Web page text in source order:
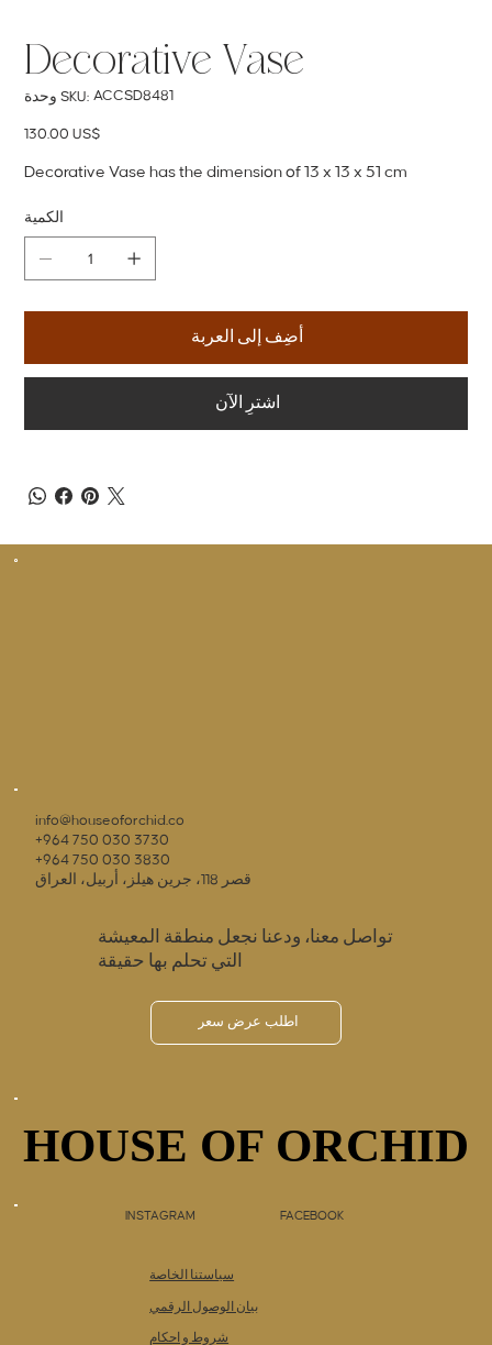
Decorative Vase
وحدة SKU: SKU
ACCSD8481
ACCSD8481
السعر ‏130.00 US$
Decorative Vase has the dimension of 13 x 13 x 51 cm
الكمية
أضِف إلى العربة
اشترِ الآن
info@houseoforchid.co
+964 750 030 3730
+964 750 030 3830
قصر 118، جرين هيلز، أربيل، العراق
تواصل معنا، ودعنا نجعل منطقة المعيشة
التي تحلم بها حقيقة
اطلب عرض سعر
HOUSE OF ORCHID
HOUSE OF ORCHID
INSTAGRAM FACEBOOK
سياستنا الخاصة
شروط و احكام
بيان الوصول الرقمي